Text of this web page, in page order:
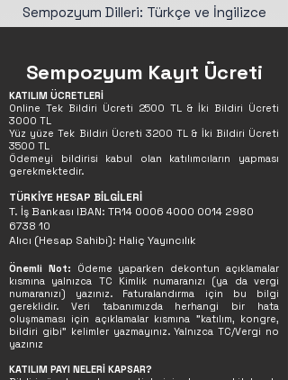
Sempozyum Dilleri: Türkçe ve İngilizce
Sempozyum Kayıt Ücreti
KATILIM ÜCRETLERİ
Online Tek Bildiri Ücreti 2500 TL & İki Bildiri Ücreti
3000 TL
Yüz yüze Tek Bildiri Ücreti 3200 TL & İki Bildiri Ücreti
3500 TL
Ödemeyi bildirisi kabul olan katılımcıların yapması
gerekmektedir.
TÜRKİYE HESAP BİLGİLERİ
T. İş Bankası IBAN: TR14 0006 4000 0014 2980
6738 10
Alıcı (Hesap Sahibi): Haliç Yayıncılık
Önemli Not:
Ödeme yaparken dekontun açıklamalar
kısmına yalnızca TC Kimlik numaranızı (ya da vergi
numaranızı) yazınız. Faturalandırma için bu bilgi
gereklidir. Veri tabanımızda herhangi bir hata
oluşmaması için açıklamalar kısmına "katılım, kongre,
bildiri gibi" kelimler yazmayınız. Yalnızca TC/Vergi no
yazınız
KATILIM PAYI NELERİ KAPSAR?